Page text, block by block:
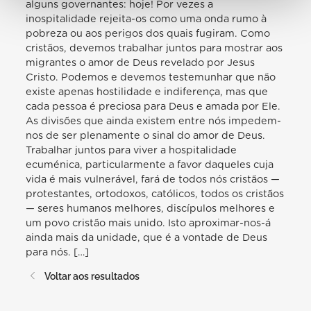
alguns governantes: hoje! Por vezes a
inospitalidade rejeita-os como uma onda rumo à
pobreza ou aos perigos dos quais fugiram. Como
cristãos, devemos trabalhar juntos para mostrar aos
migrantes o amor de Deus revelado por Jesus
Cristo. Podemos e devemos testemunhar que não
existe apenas hostilidade e indiferença, mas que
cada pessoa é preciosa para Deus e amada por Ele.
As divisões que ainda existem entre nós impedem-
nos de ser plenamente o sinal do amor de Deus.
Trabalhar juntos para viver a hospitalidade
ecuménica, particularmente a favor daqueles cuja
vida é mais vulnerável, fará de todos nós cristãos —
protestantes, ortodoxos, católicos, todos os cristãos
— seres humanos melhores, discípulos melhores e
um povo cristão mais unido. Isto aproximar-nos-á
ainda mais da unidade, que é a vontade de Deus
para nós. […]
Voltar aos resultados